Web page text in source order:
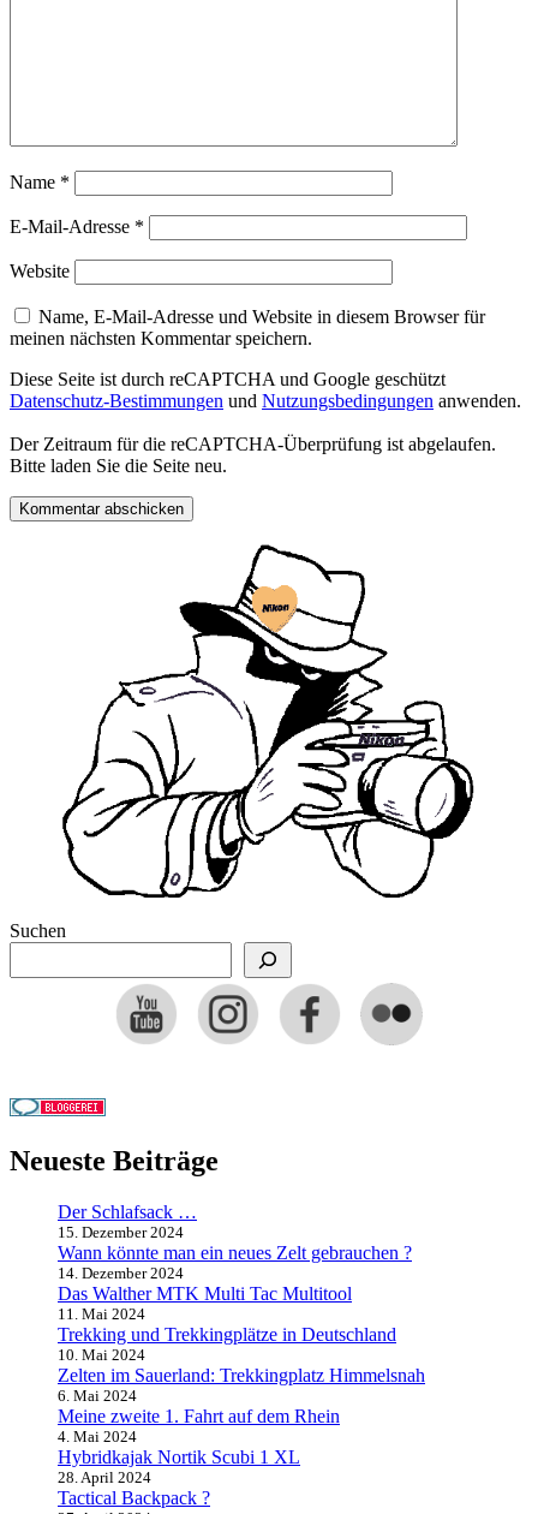
Name *
E-Mail-Adresse *
Website
Name, E-Mail-Adresse und Website in diesem Browser für
meinen nächsten Kommentar speichern.
Diese Seite ist durch reCAPTCHA und Google geschützt
Datenschutz-Bestimmungen und Nutzungsbedingungen anwenden.
Der Zeitraum für die reCAPTCHA-Überprüfung ist abgelaufen.
Bitte laden Sie die Seite neu.
Suchen
Neueste Beiträge
Der Schlafsack …
15. Dezember 2024
Wann könnte man ein neues Zelt gebrauchen ?
14. Dezember 2024
Das Walther MTK Multi Tac Multitool
11. Mai 2024
Trekking und Trekkingplätze in Deutschland
10. Mai 2024
Zelten im Sauerland: Trekkingplatz Himmelsnah
6. Mai 2024
Meine zweite 1. Fahrt auf dem Rhein
4. Mai 2024
Hybridkajak Nortik Scubi 1 XL
28. April 2024
Tactical Backpack ?